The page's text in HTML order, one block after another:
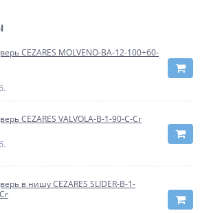
CEZARES MOLVENO-BA-12-100+60-
CEZARES VALVOLA-B-1-90-C-Cr
в нишу CEZARES SLIDER-B-1-